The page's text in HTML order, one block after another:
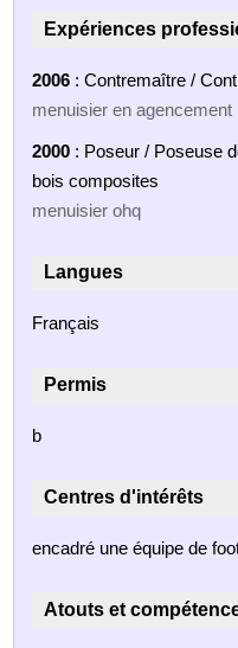
Expériences
2006 : Contremaître /
menuisier en agencement
2000 : Poseur / Poseuse
bois composites
menuisier ohq
Langues
Français
Permis
b
Centres d'intérêts
encadré une équipe de
Atouts et